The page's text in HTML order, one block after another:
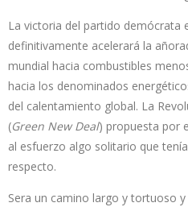
La victoria del partido demócrata
definitivamente acelerará la
mundial hacia combustibles
hacia los denominados
del calentamiento global. La
(Green New Deal) propuesta por
al esfuerzo algo solitario que
respecto.
Sera un camino largo y tortuoso